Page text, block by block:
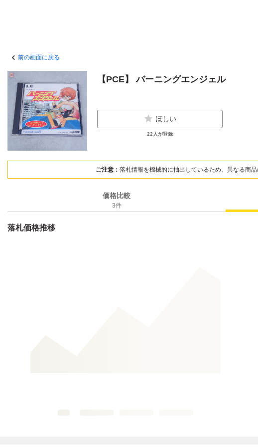
前の画面に戻る
【PCE】 バーニングエンジェル
ほしい
22 人が登録
ご注意： 落札情報を機械的に抽出しているため、異なる商
価格比較
3件
落札価格推移